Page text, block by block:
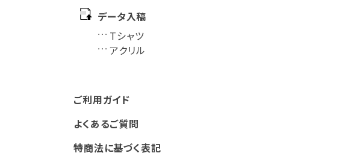
データ入稿
Tシャツ
アクリル
ご利用ガイド
よくあるご質問
特商法に基づく表記